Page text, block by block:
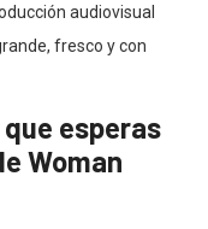
audiovisual
fresco y con
esperas
Woman